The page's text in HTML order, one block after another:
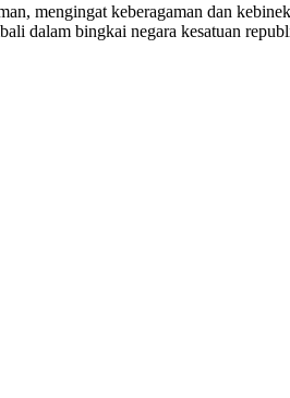
mengingat keberagaman dan
dalam bingkai negara kesatuan